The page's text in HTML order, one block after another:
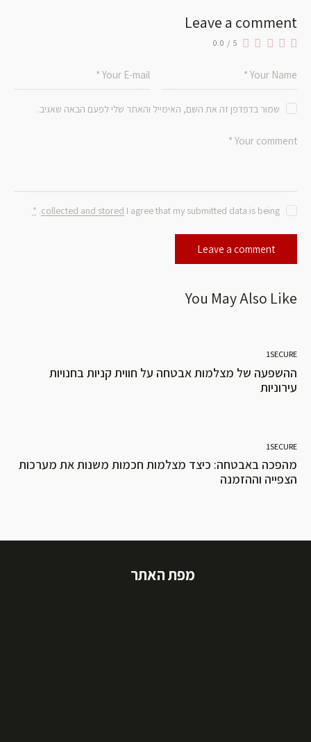
Leave a comment
0.0 / 5
שמור בדפדפן זה את השם, האימייל והאתר שלי לפעם הבאה שאגיב.
I agree that my submitted data is being
collected and stored
.
*
You May Also Like
1SECURE
ההשפעה של מצלמות אבטחה על חווית קניות בחנויות
עירוניות
1SECURE
מהפכה באבטחה: כיצד מצלמות חכמות משנות את מערכות
הצפייה וההזמנה
מפת האתר